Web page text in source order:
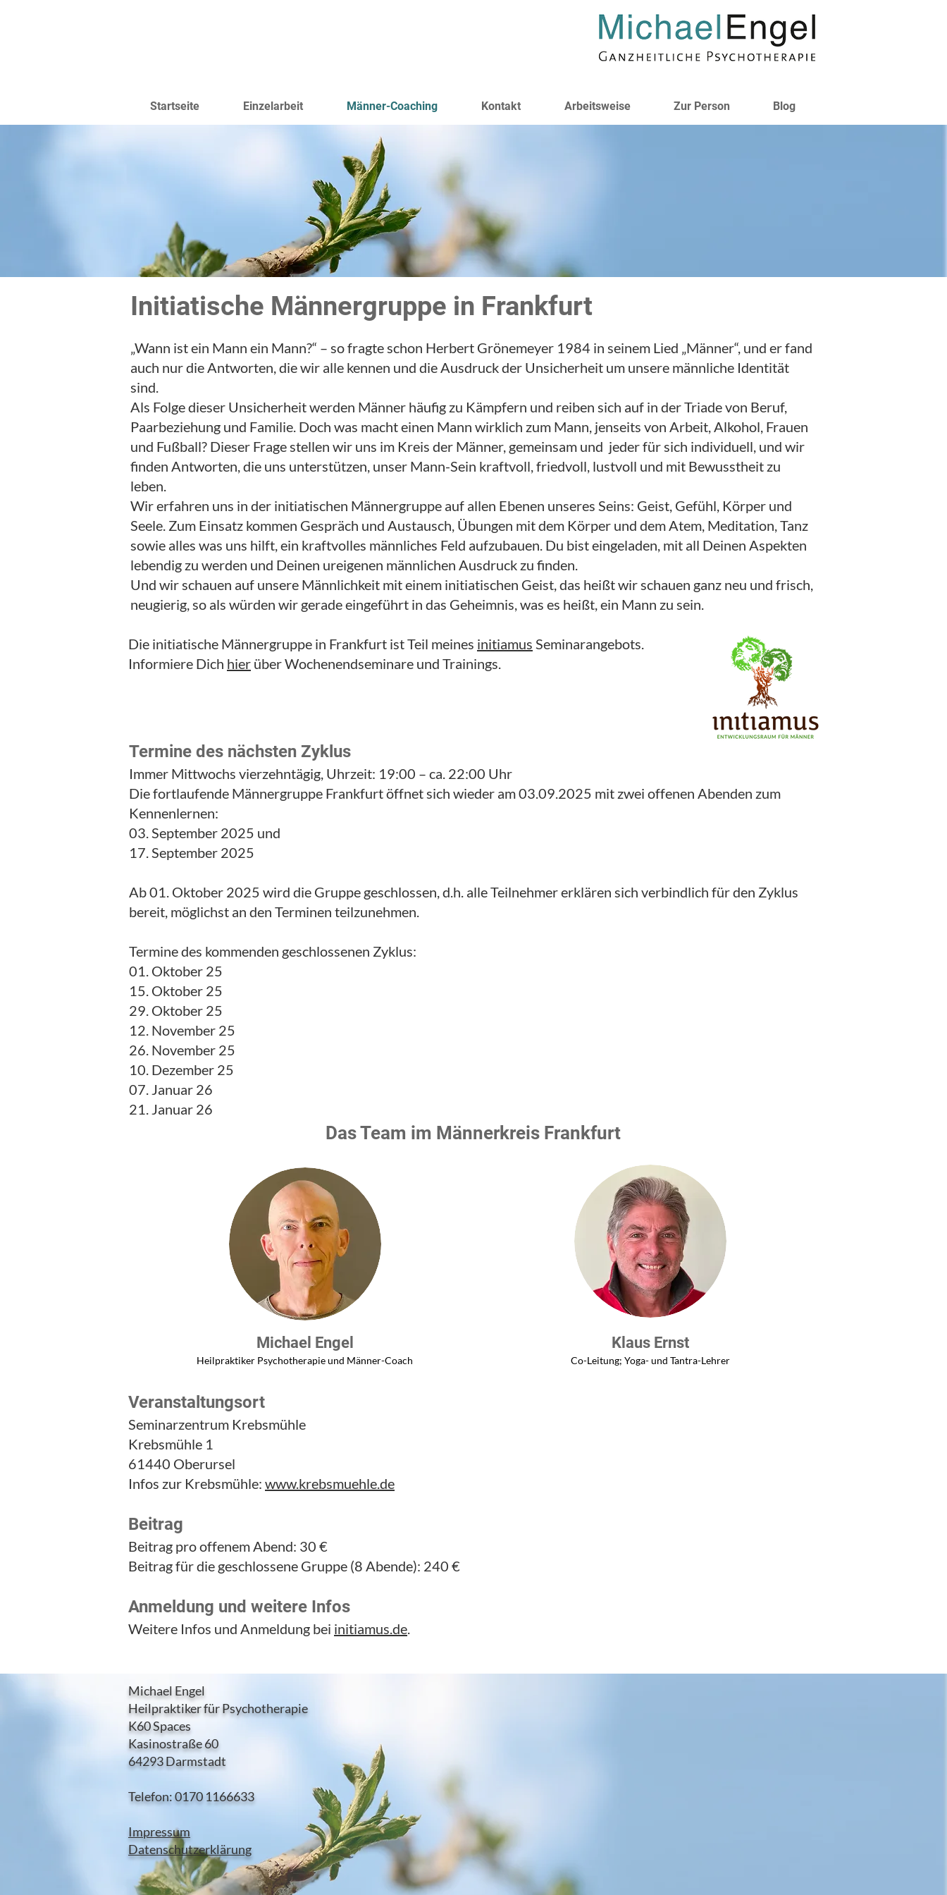
Startseite Einzelarbeit Männer-Coaching Kontakt Arbeitsweise Zur Person Blog
Initiatische Männergruppe in Frankfurt
„Wann ist ein Mann ein Mann?“ – so fragte schon Herbert Grönemeyer 1984 in seinem Lied „Männer“, und er fand
auch nur die Antworten, die wir alle kennen und die Ausdruck der Unsicherheit um unsere männliche Identität
sind.
Als Folge dieser Unsicherheit werden Männer häufig zu Kämpfern und reiben sich auf in der Triade von Beruf,
Paarbeziehung und Familie. Doch was macht einen Mann wirklich zum Mann, jenseits von Arbeit, Alkohol, Frauen
und Fußball? Dieser Frage stellen wir uns im Kreis der Männer, gemeinsam und jeder für sich individuell, und wir
finden Antworten, die uns unterstützen, unser Mann-Sein kraftvoll, friedvoll, lustvoll und mit Bewusstheit zu
leben.
Wir erfahren uns in der initiatischen Männergruppe auf allen Ebenen unseres Seins: Geist, Gefühl, Körper und
Seele. Zum Einsatz kommen Gespräch und Austausch, Übungen mit dem Körper und dem Atem, Meditation, Tanz
sowie alles was uns hilft, ein kraftvolles männliches Feld aufzubauen. Du bist eingeladen, mit all Deinen Aspekten
lebendig zu werden und Deinen ureigenen männlichen Ausdruck zu finden.
Und wir schauen auf unsere Männlichkeit mit einem initiatischen Geist, das heißt wir schauen ganz neu und frisch,
neugierig, so als würden wir gerade eingeführt in das Geheimnis, was es heißt, ein Mann zu sein.
Die initiatische Männergruppe in Frankfurt ist Teil meines initiamus Seminarangebots.
Informiere Dich hier über Wochenendseminare und Trainings.
Termine des nächsten Zyklus
Immer Mittwochs vierzehntägig, Uhrzeit: 19:00 – ca. 22:00 Uhr
Die fortlaufende Männergruppe Frankfurt öffnet sich wieder am 03.09.2025 mit zwei offenen Abenden zum
Kennenlernen:
03. September 2025 und
17. September 2025
Ab 01. Oktober 2025 wird die Gruppe geschlossen, d.h. alle Teilnehmer erklären sich verbindlich für den Zyklus
bereit, möglichst an den Terminen teilzunehmen.
Termine des kommenden geschlossenen Zyklus:
01. Oktober 25
15. Oktober 25
29. Oktober 25
12. November 25
26. November 25
10. Dezember 25
07. Januar 26
21. Januar 26
Das Team im Männerkreis Frankfurt
Michael Engel
Heilpraktiker Psychotherapie und Männer-Coach
Klaus Ernst
Co-Leitung; Yoga- und Tantra-Lehrer
Veranstaltungsort
Seminarzentrum Krebsmühle
Krebsmühle 1
61440 Oberursel
Infos zur Krebsmühle: www.krebsmuehle.de
Beitrag
Beitrag pro offenem Abend: 30 €
Beitrag für die geschlossene Gruppe (8 Abende): 240 €
Anmeldung und weitere Infos
Weitere Infos und Anmeldung bei initiamus.de.
Michael Engel
Heilpraktiker für Psychotherapie
K60 Spaces
Kasinostraße 60
64293 Darmstadt
Telefon: 0170 1166633
Impressum
Datenschutzerklärung